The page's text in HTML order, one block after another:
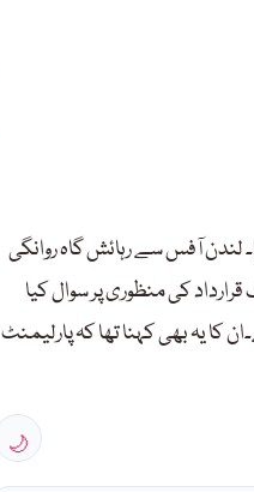
آفس سے رہائش گاہ روانگی
کی منظوری پر سوال کیا
کا یہ بھی کہنا تھا کہ پارلیمنٹ
🌙